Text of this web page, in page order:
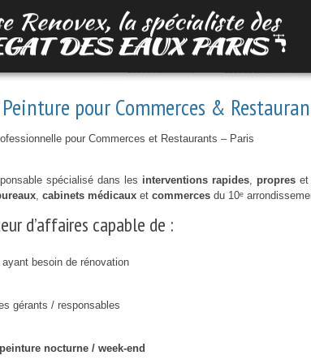
pour Commerces &
pour Commerces et Restaurants – Paris
spécialisé dans les interventions rapides, propres et
, cabinets médicaux et commerces du 10ᵉ
d’affaires capable de :
besoin de rénovation
gérants / responsables
peinture nocturne / week-end